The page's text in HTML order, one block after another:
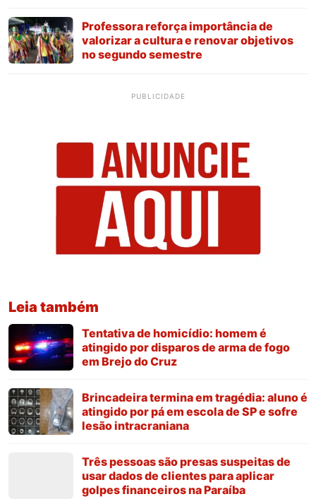
Professora reforça importância de
valorizar a cultura e renovar objetivos
no segundo semestre
PUBLICIDADE
Leia também
Tentativa de homicídio: homem é
atingido por disparos de arma de fogo
em Brejo do Cruz
Brincadeira termina em tragédia: aluno é
atingido por pá em escola de SP e sofre
lesão intracraniana
Três pessoas são presas suspeitas de
usar dados de clientes para aplicar
golpes financeiros na Paraíba